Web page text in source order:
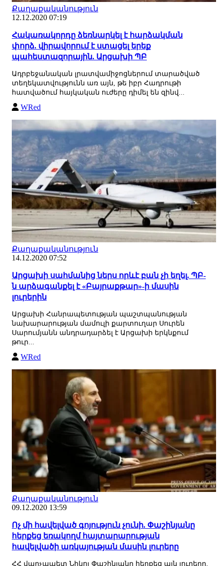
Քաղաքականություն
12.12.2020 07:19
Հակառակորդը ձեռնարկել է հարձակման
փորձ. վիրավորում է ստացել երեք
պահեստազորային. Արցախի ՊԲ
Ադրբեջանական լրատվամիջոցներում տարածված
տեղեկատվությունն առ այն, թե իբր Հադրութի
հատվածում հայկական ուժերը դիմել են զինվ...
WRed
Քաղաքականություն
14.12.2020 07:52
Արցախի սահմանից ներս որևէ բան չի եղել. ՊԲ-
ն արձագանքել է «Բայրաքթար»-ի մասին
լուրերին
Արցախի Հանրապետության պաշտպանության
նախարարության մամուլի քարտուղար Սուրեն
Սարումյանն անդրադարձել է Արցախի երկնքում
թուր...
WRed
Քաղաքականություն
09.12.2020 13:59
Ոչ մի հավելված գոյություն չունի. Փաշինյանը
հերքեց եռակողմ հայտարարության
հավելվածի առկայության մասին լուրերը
ՀՀ վարչապետ Նիկոլ Փաշինյանը հերքեց այն լուրերը,